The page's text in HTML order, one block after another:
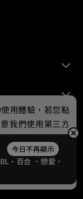
Ltd.
今日不再顯示
、 百合 、戀愛，
用體驗，若您點
我們使用第三方